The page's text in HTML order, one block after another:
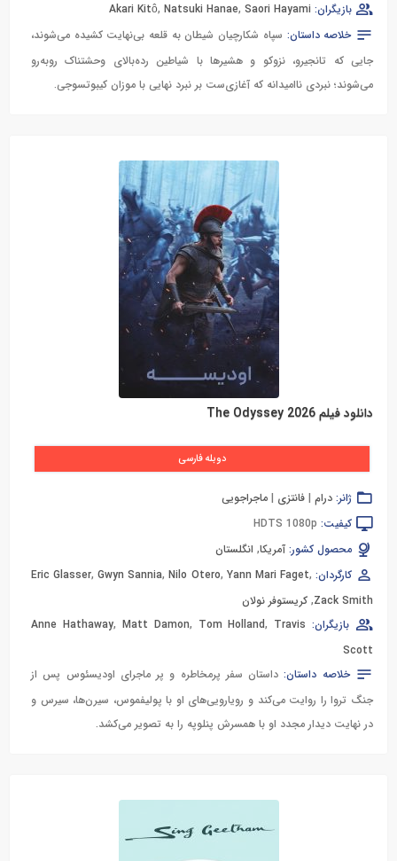
بازیگران:
Akari Kitô, Natsuki Hanae, Saori Hayami
خلاصه داستان: سپاه شکارچیان شیطان به قلعه بی‌نهایت کشیده می‌شوند،
جایی که تانجیرو، نزوکو و هشیرها با شیاطین رده‌بالای وحشتناک روبه‌رو
می‌شوند؛ نبردی ناامیدانه که آغازی‌ست بر نبرد نهایی با موزان کیبوتسوجی.
دانلود فیلم The Odyssey 2026
دوبله فارسی
ژانر: درام | فانتزی | ماجراجویی
کیفیت: HDTS 1080p
محصول کشور: آمریکا, انگلستان
کارگردان:
Eric Glasser,Gwyn Sannia,Nilo Otero, Yann Mari Faget,
Zack Smith
, کریستوفر نولان
بازیگران:
Anne Hathaway, Matt Damon, Tom Holland, Travis
Scott
خلاصه داستان: داستان سفر پرمخاطره و پر ماجرای اودیسئوس پس از
جنگ تروا را روایت می‌کند و رویارویی‌های او با پولیفموس، سیرن‌ها، سیرس و
در نهایت دیدار مجدد او با همسرش پنلوپه را به تصویر می‌کشد.